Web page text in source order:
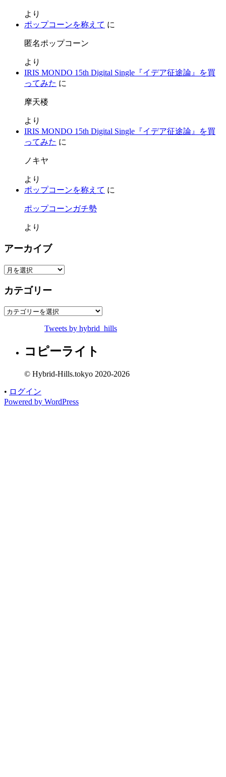
より
ポップコーンを称えて に
匿名ポップコーン
より
IRIS MONDO 15th Digital Single『イデア征途論』を買
ってみた に
摩天楼
より
IRIS MONDO 15th Digital Single『イデア征途論』を買
ってみた に
ノキヤ
より
ポップコーンを称えて に
ポップコーンガチ勢
より
アーカイブ
ア
カ
ブ
カテゴリー
カ
Tweets by hybrid_hills
コピーライト
© Hybrid-Hills.tokyo 2020-2026
• ログイン
Powered by WordPress